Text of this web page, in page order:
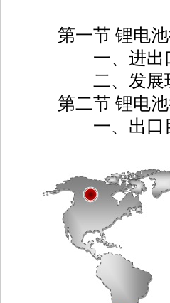
第一节 锂电池
一、进出口
二、发展现
第二节 锂电池
一、出口目